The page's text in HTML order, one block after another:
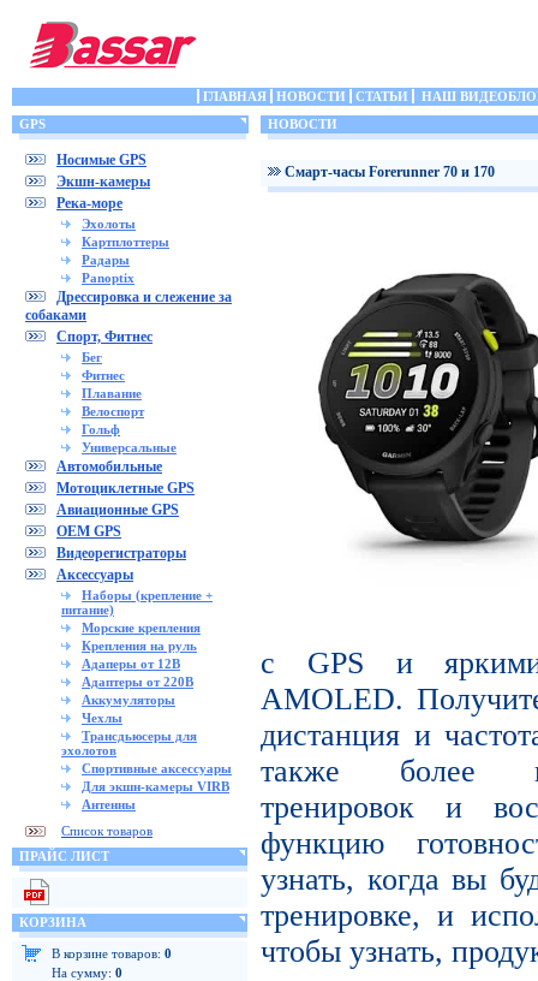
ГЛАВНАЯ НОВОСТИ СТАТЬИ
НАШ
GPS
Носимые GPS
Экшн-камеры
Река-море
Эхолоты
Картплоттеры
Радары
Panoptix
Дрессировка и слежение за
собаками
Спорт, Фитнес
Бег
Фитнес
Плавание
Велоспорт
Гольф
Универсальные
Автомобильные
Мотоциклетные GPS
Авиационные GPS
OEM GPS
Видеорегистраторы
Аксессуары
Наборы (крепление +
питание)
Морские крепления
Крепления на руль
Адаперы от 12В
Адаптеры от 220В
Аккумуляторы
Чехлы
Трансдьюсеры для
эхолотов
Спортивные аксессуары
Для экшн-камеры VIRB
Антенны
Список товаров
ПРАЙС ЛИСТ
КОРЗИНА
В корзине товаров: 0
На сумму: 0
НОВОСТИ
Cмарт-часы Forerunner 70 и 170
с GPS и яркими
AMOLED.
дистанция и
также более
тренировок и
функцию
узнать, когда вы
тренировке, и
чтобы узнать,